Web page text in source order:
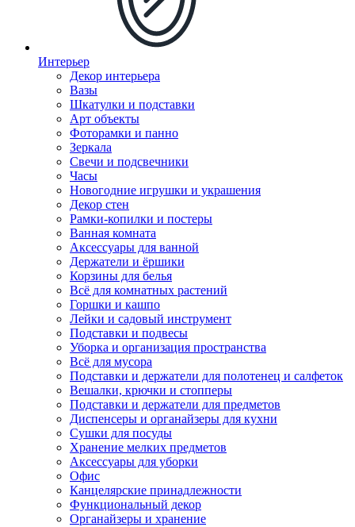
Интерьер
Декор интерьера
Вазы
Шкатулки и подставки
Арт объекты
Фоторамки и панно
Зеркала
Свечи и подсвечники
Часы
Новогодние игрушки и украшения
Декор стен
Рамки-копилки и постеры
Ванная комната
Аксессуары для ванной
Держатели и ёршики
Корзины для белья
Всё для комнатных растений
Горшки и кашпо
Лейки и садовый инструмент
Подставки и подвесы
Уборка и организация пространства
Всё для мусора
Подставки и держатели для полотенец и салфеток
Вешалки, крючки и стопперы
Подставки и держатели для предметов
Диспенсеры и органайзеры для кухни
Сушки для посуды
Хранение мелких предметов
Аксессуары для уборки
Офис
Канцелярские принадлежности
Функциональный декор
Органайзеры и хранение